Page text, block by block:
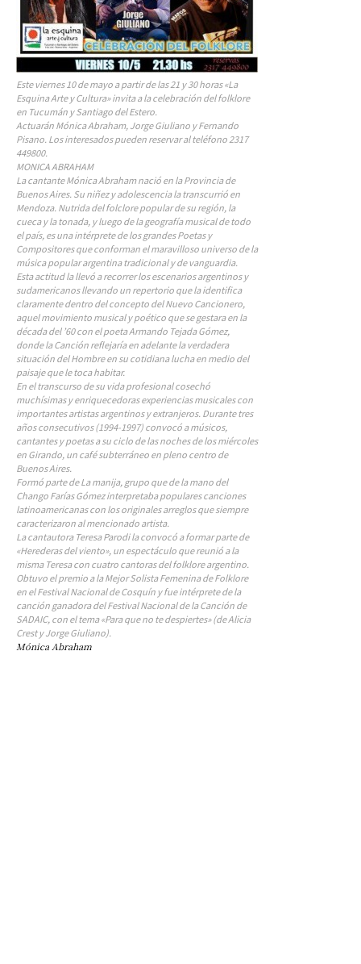
Este viernes 10 de mayo a partir de las 21 y 30 horas «La
Esquina Arte y Cultura» invita a la celebración del folklore
en Tucumán y Santiago del Estero.
Actuarán Mónica Abraham, Jorge Giuliano y Fernando
Pisano. Los interesados pueden reservar al teléfono 2317
449800.
MONICA ABRAHAM
La cantante Mónica Abraham nació en la Provincia de
Buenos Aires. Su niñez y adolescencia la transcurrió en
Mendoza. Nutrida del folclore popular de su región, la
cueca y la tonada, y luego de la geografía musical de todo
el país, es una intérprete de los grandes Poetas y
Compositores que conforman el maravilloso universo de la
música popular argentina tradicional y de vanguardia.
Esta actitud la llevó a recorrer los escenarios argentinos y
sudamericanos llevando un repertorio que la identifica
claramente dentro del concepto del Nuevo Cancionero,
aquel movimiento musical y poético que se gestara en la
década del ’60 con el poeta Armando Tejada Gómez,
donde la Canción reflejaría en adelante la verdadera
situación del Hombre en su cotidiana lucha en medio del
paisaje que le toca habitar.
En el transcurso de su vida profesional cosechó
muchísimas y enriquecedoras experiencias musicales con
importantes artistas argentinos y extranjeros. Durante tres
años consecutivos (1994-1997) convocó a músicos,
cantantes y poetas a su ciclo de las noches de los miércoles
en Girando, un café subterráneo en pleno centro de
Buenos Aires.
Formó parte de La manija, grupo que de la mano del
Chango Farías Gómez interpretaba populares canciones
latinoamericanas con los originales arreglos que siempre
caracterizaron al mencionado artista.
La cantautora Teresa Parodi la convocó a formar parte de
«Herederas del viento», un espectáculo que reunió a la
misma Teresa con cuatro cantoras del folklore argentino.
Obtuvo el premio a la Mejor Solista Femenina de Folklore
en el Festival Nacional de Cosquín y fue intérprete de la
canción ganadora del Festival Nacional de la Canción de
SADAIC, con el tema «Para que no te despiertes» (de Alicia
Crest y Jorge Giuliano).
Mónica Abraham